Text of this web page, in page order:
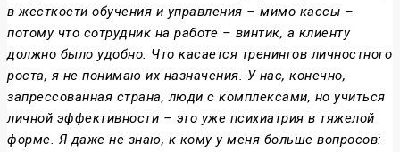
в жесткости обучения и управления – мимо кассы –
потому что сотрудник на работе – винтик, а клиенту
должно было удобно. Что касается тренингов личностного
роста, я не понимаю их назначения. У нас, конечно,
запрессованная страна, люди с комплексами, но учиться
личной эффективности – это уже психиатрия в тяжелой
форме. Я даже не знаю, к кому у меня больше вопросов: